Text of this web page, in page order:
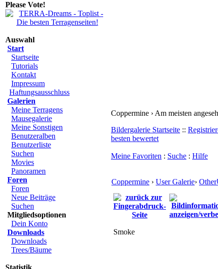
Please Vote!
Auswahl
Start
Startseite
Tutorials
Kontakt
Impressum
Haftungsausschluss
Galerien
Meine Terragens
Mausegalerie
Meine Sonstigen
Benutzeralben
Benutzerliste
Suchen
Movies
Panoramen
Foren
Foren
Neue Beiträge
Suchen
Mitgliedsoptionen
Dein Konto
Downloads
Downloads
Trees/Bäume
Statistik
Coppermine › Am meisten
Bildergalerie Startseite ::
besten bewertet
Meine Favoriten : Suche : Hilfe
Coppermine › User Galerie›
Smoke